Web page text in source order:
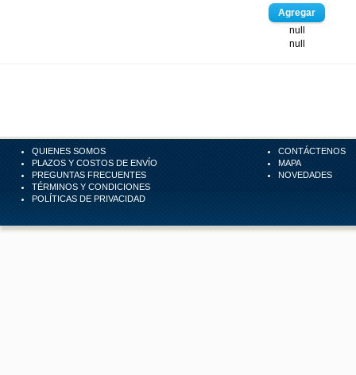
null
null
QUIENES SOMOS
PLAZOS Y COSTOS DE ENVÍO
PREGUNTAS FRECUENTES
TÉRMINOS Y CONDICIONES
POLÍTICAS DE PRIVACIDAD
CONTÁCTENOS
MAPA
NOVEDADES